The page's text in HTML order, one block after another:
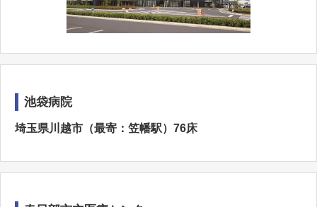
池袋病院
埼玉県川越市（最寄：笠幡駅）76床